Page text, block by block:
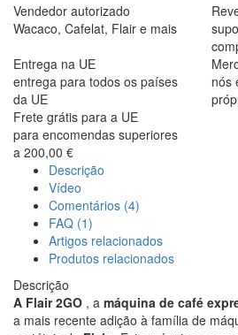
Vendedor autorizado
Wacaco, Cafelat, Flair e mais
Entrega na UE
entrega para todos os países
da UE
nós
Frete grátis para a UE
para encomendas superiores
a 200,00 €
Descrição
Vídeo
Comentários (4)
FAQ (1)
Artigos relacionados
Produtos relacionados
Descrição
A Flair 2GO , a máquina de café
a mais recente adição à família de